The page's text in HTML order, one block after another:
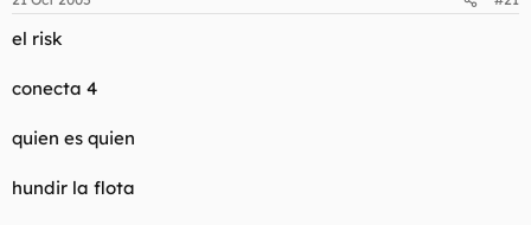
el risk
conecta 4
quien es quien
hundir la flota